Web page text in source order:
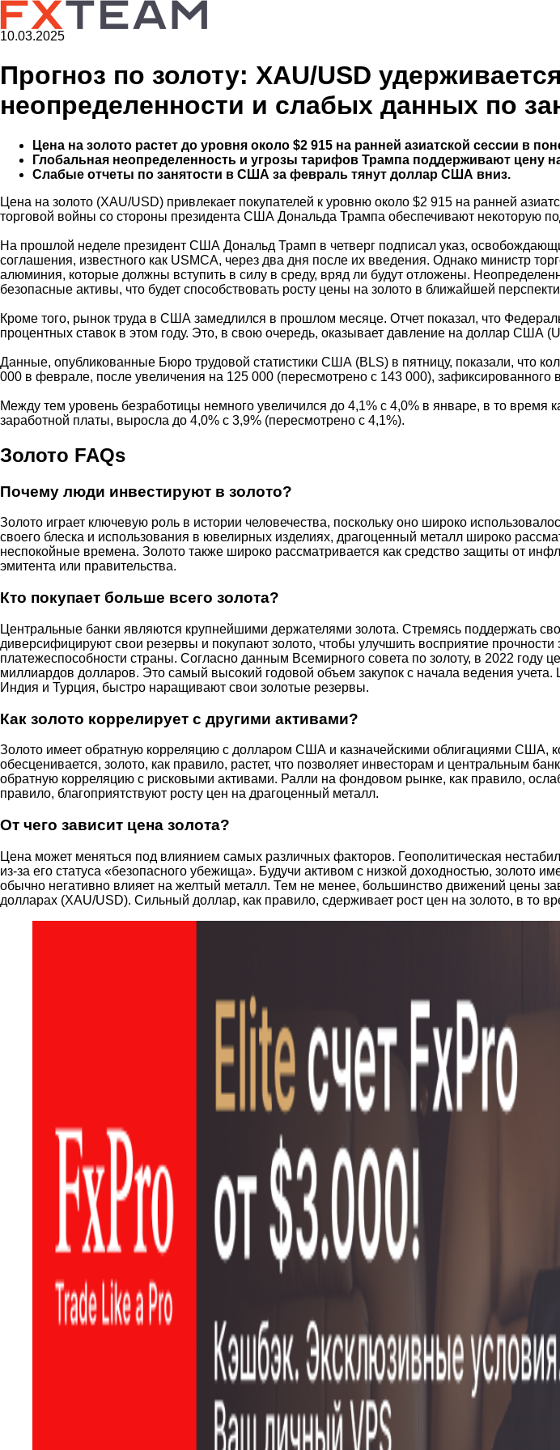
10.03.2025
Прогноз по золоту: XAU/USD
неопределенности и слабых данных по
Цена на золото растет до уровня около $2 915 на ранней азиатской сессии в
Глобальная неопределенность и угрозы тарифов Трампа поддерживают цену
Слабые отчеты по занятости в США за февраль тянут доллар США вниз.
Цена на золото (XAU/USD) привлекает покупателей к уровню около $2 915 на ранней
торговой войны со стороны президента США Дональда Трампа обеспечивают некоторую
На прошлой неделе президент США Дональд Трамп в четверг подписал указ,
соглашения, известного как USMCA, через два дня после их введения. Однако министр
алюминия, которые должны вступить в силу в среду, вряд ли будут отложены.
безопасные активы, что будет способствовать росту цены на золото в ближайшей
Кроме того, рынок труда в США замедлился в прошлом месяце. Отчет показал, что
процентных ставок в этом году. Это, в свою очередь, оказывает давление на доллар
Данные, опубликованные Бюро трудовой статистики США (BLS) в пятницу, показали, что
000 в феврале, после увеличения на 125 000 (пересмотрено с 143 000),
Между тем уровень безработицы немного увеличился до 4,1% с 4,0% в январе, в то
заработной платы, выросла до 4,0% с 3,9% (пересмотрено с 4,1%).
Золото FAQs
Почему люди инвестируют в золото?
Золото играет ключевую роль в истории человечества, поскольку оно широко
своего блеска и использования в ювелирных изделиях, драгоценный металл широко
неспокойные времена. Золото также широко рассматривается как средство защиты от
эмитента или правительства.
Кто покупает больше всего золота?
Центральные банки являются крупнейшими держателями золота. Стремясь поддержать
диверсифицируют свои резервы и покупают золото, чтобы улучшить восприятие
платежеспособности страны. Согласно данным Всемирного совета по золоту, в 2022 году
миллиардов долларов. Это самый высокий годовой объем закупок с начала ведения
Индия и Турция, быстро наращивают свои золотые резервы.
Как золото коррелирует с другими активами?
Золото имеет обратную корреляцию с долларом США и казначейскими облигациями США,
обесценивается, золото, как правило, растет, что позволяет инвесторам и центральным
обратную корреляцию с рисковыми активами. Ралли на фондовом рынке, как правило,
правило, благоприятствуют росту цен на драгоценный металл.
От чего зависит цена золота?
Цена может меняться под влиянием самых различных факторов. Геополитическая
из-за его статуса «безопасного убежища». Будучи активом с низкой доходностью, золото
обычно негативно влияет на желтый металл. Тем не менее, большинство движений цены
долларах (XAU/USD). Сильный доллар, как правило, сдерживает рост цен на золото, в то